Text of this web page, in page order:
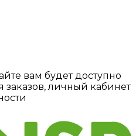
вам будет доступно
заказов, личный кабинет